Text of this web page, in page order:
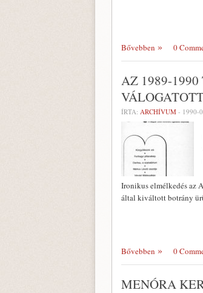
Bővebben 0
AZ 1989-
ÍRTA: ARCHÍVUM - 1990-
Ironikus elmélkedés az
által kiváltott botrány
Bővebben 0
MENÓRA